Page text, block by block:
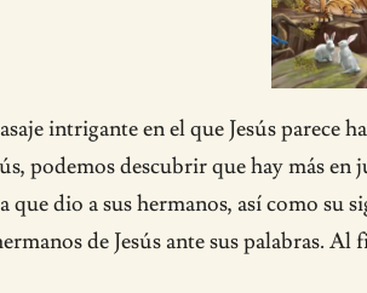
intrigante en el que Jesús
podemos descubrir que hay más
dio a sus hermanos, así como su
de Jesús ante sus palabras.